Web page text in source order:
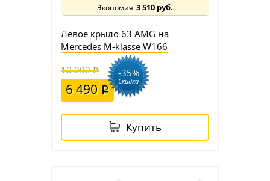
3 510 руб.
Левое крыло 63 AMG на
Mercedes M-klasse W166
10 000
6 490
-35%
Скидка
Купить